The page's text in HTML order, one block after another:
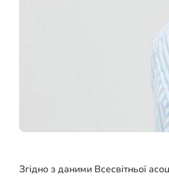
Згідно з даними Всесвітньої